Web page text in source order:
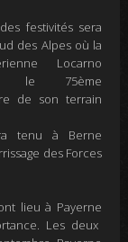
festivités sera
des Alpes où la
Locarno
le 75ème
de son terrain
tenu à Berne
des Forces
lieu à Payerne
Les deux